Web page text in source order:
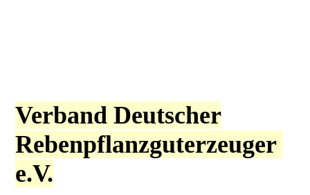
Verband Deutscher
Rebenpflanzguterzeuger
e.V.